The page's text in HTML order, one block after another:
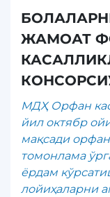
ЖАМОАТ
МДҲ Орфан
йил октябр
мақсади
томонлама
ёрдам
лойиҳаларни